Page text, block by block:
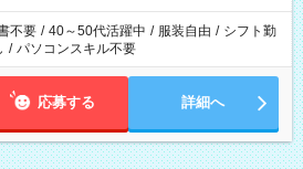
不要 / 40～50代活躍中 / 服装自由 / シフト勤
/ パソコンスキル不要
応募する 詳細へ